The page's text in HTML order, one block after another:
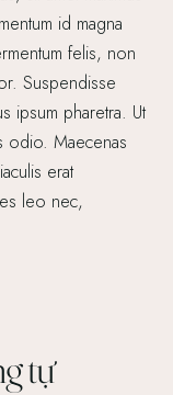
id magna
felis, non
Suspendisse
ipsum pharetra. Ut
odio. Maecenas
erat
leo nec,
tự